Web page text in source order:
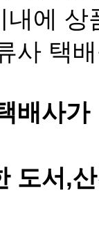
내에 상
사 택